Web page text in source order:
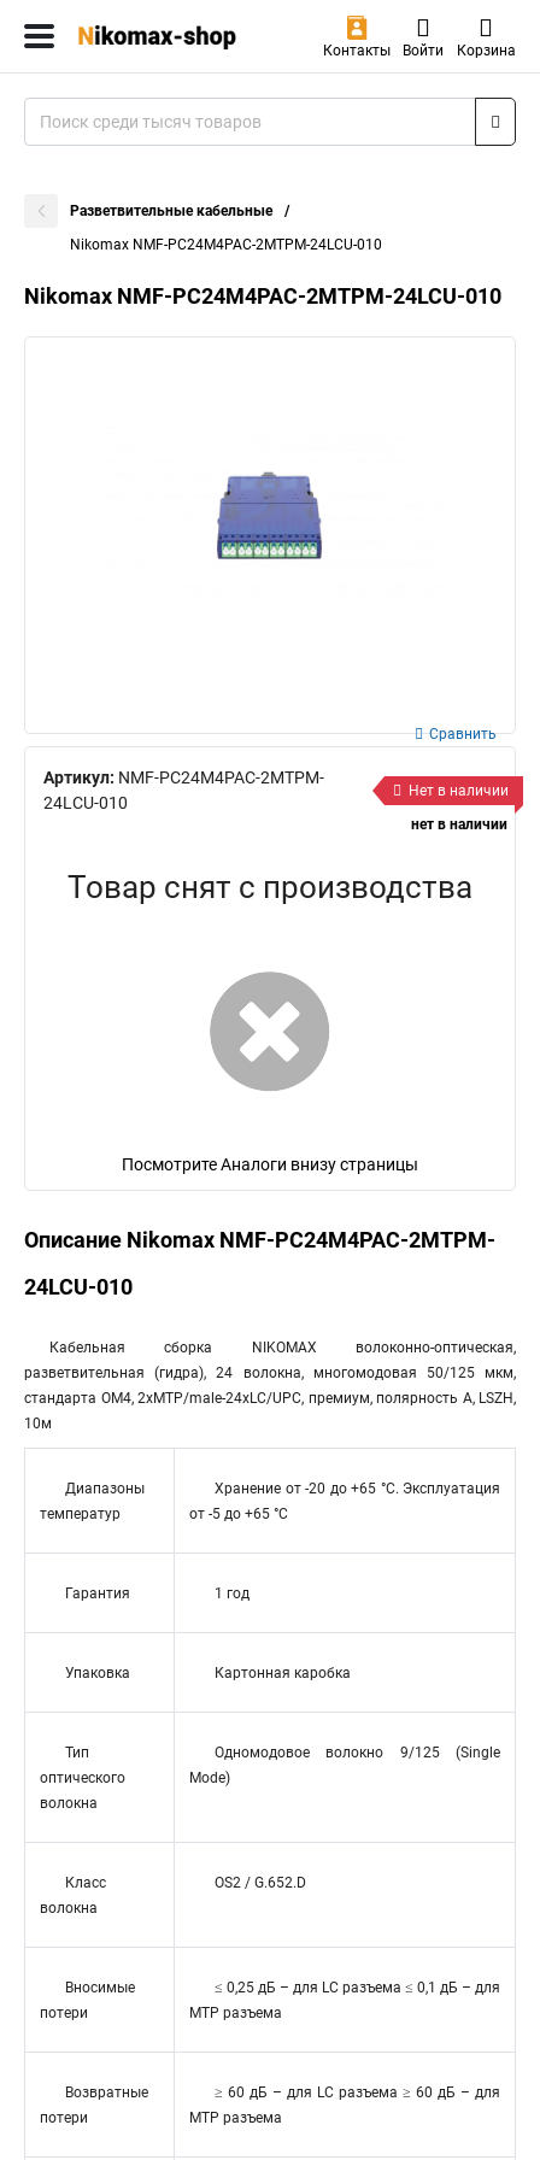
Контакты Войти Корзина
Разветвительные кабельные
Nikomax NMF-PC24M4PAC-2MTPM-24LCU-010
Nikomax NMF-PC24M4PAC-2MTPM-24LCU-010
Артикул: NMF-PC24M4PAC-2MTPM-
24LCU-010
Сравнить
Нет в наличии
нет в наличии
Товар снят с производства
Посмотрите Аналоги внизу страницы
Описание Nikomax NMF-PC24M4PAC-2MTPM-
24LCU-010
Кабельная сборка NIKOMAX волоконно-оптическая,
разветвительная (гидра), 24 волокна, многомодовая 50/125 мкм,
стандарта OM4, 2xMTP/male-24xLC/UPC, премиум, полярность А, LSZH,
10м
Диапазоны
температур
Хранение от -20 до +65 °C. Эксплуатация
от -5 до +65 °C
Гарантия 1 год
Упаковка Картонная каробка
Тип
оптического
волокна
Одномодовое волокно 9/125 (Single
Mode)
Класс
волокна
OS2 / G.652.D
Вносимые
потери
≤ 0,25 дБ – для LC разъема ≤ 0,1 дБ – для
MTP разъема
Возвратные
потери
≥ 60 дБ – для LC разъема ≥ 60 дБ – для
MTP разъема